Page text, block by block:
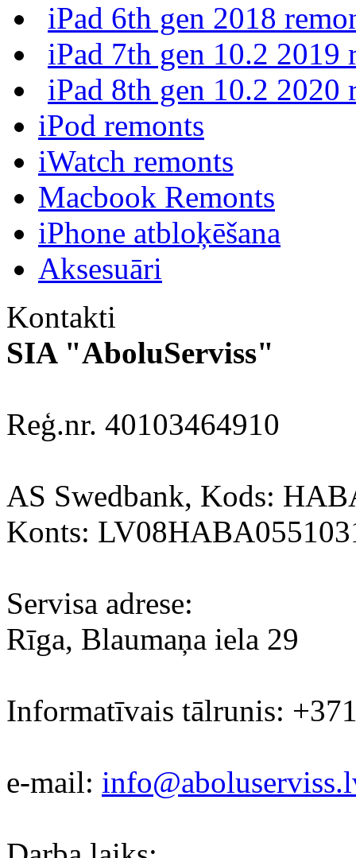
iPad 6th gen 2018
iPad 7th gen 10.2 2019
iPad 8th gen 10.2 2020
iPod remonts
iWatch remonts
Macbook Remonts
iPhone atbloķēšana
Aksesuāri
Kontakti
SIA "AboluServiss"
Reģ.nr. 40103464910
AS Swedbank, Kods:
Konts:
Servisa adrese:
Rīga, Blaumaņa iela 29
Informatīvais tālrunis:
e-mail: